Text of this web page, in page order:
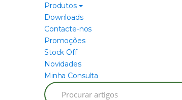
Produtos
Downloads
Contacte-nos
Promoções
Stock Off
Novidades
Minha Consulta
Search
for: